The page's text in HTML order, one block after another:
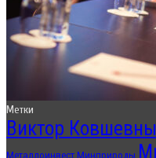
Метки
Виктор
Металлоинвест Минприроды